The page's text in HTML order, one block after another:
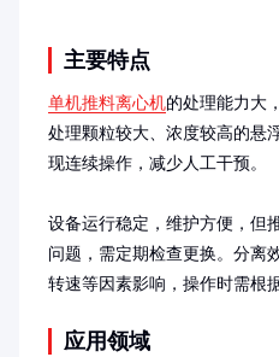
主要特点
单机推料离心机的处理能力大
处理颗粒较大、浓度较高的悬
现连续操作，减少人工干预。
设备运行稳定，维护方便，但
问题，需定期检查更换。分离
转速等因素影响，操作时需根
应用领域